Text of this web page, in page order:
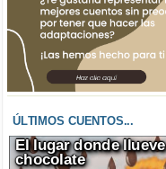
ÚLTIMOS CUENTOS...
El lugar donde llueve
chocolate